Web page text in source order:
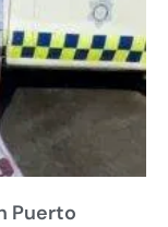
Puerto